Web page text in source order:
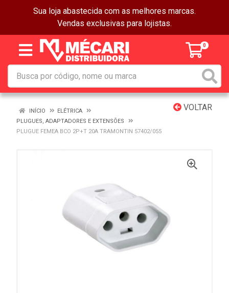
Sua loja abastecida com as melhores marcas.
Vendas exclusivas para lojistas.
0
VOLTAR
INÍCIO
ELÉTRICA
PLUGUES, ADAPTADORES E EXTENSÕES
PLUGUE FEMEA BCO 2P+T 20A TRAMONTIN 57402/055